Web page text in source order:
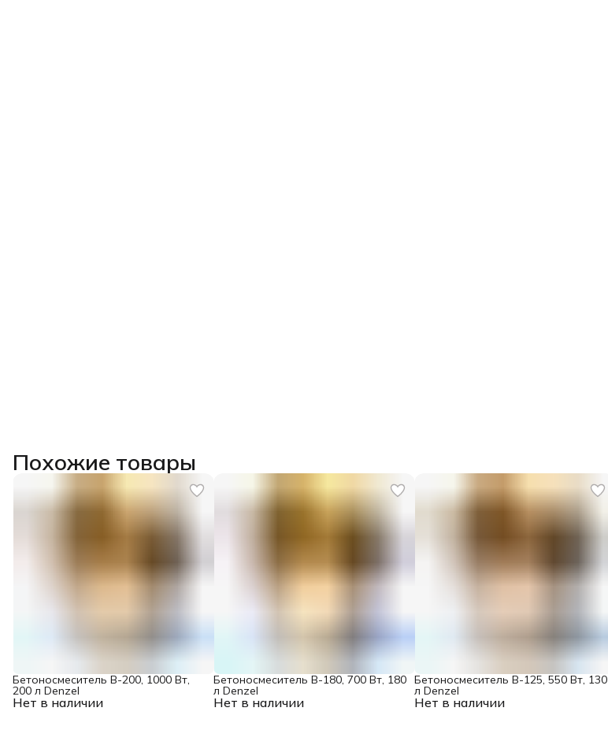
Похожие товары
Нет в наличии
Бетоносмеситель B-200, 1000 Вт,
200 л Denzel
Нет в наличии
Бетоносмеситель B-180, 700 Вт, 180
л Denzel
Нет в наличии
Бетоносмеситель B-125, 550 Вт, 130
л Denzel